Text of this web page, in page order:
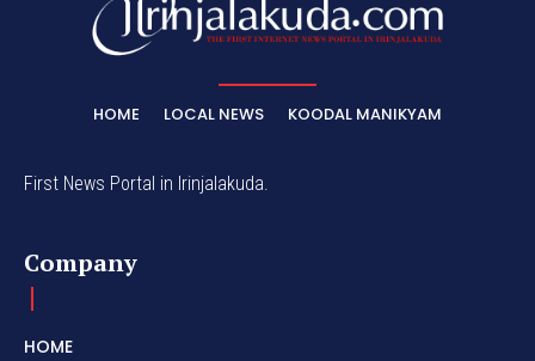
HOME LOCAL NEWS KOODAL MANIKYAM
First News Portal in Irinjalakuda.
Company
HOME